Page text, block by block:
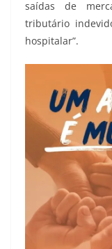
saídas de
tributário
hospitalar”.